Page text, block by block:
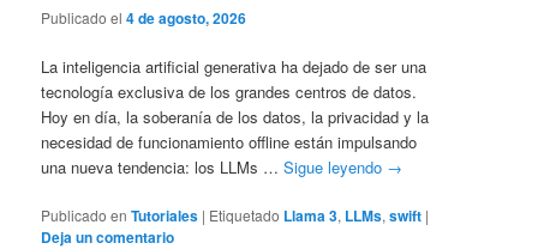
Publicado el4 de agosto, 2026
La inteligencia artificial generativa ha dejado de ser una
tecnología exclusiva de los grandes centros de datos.
Hoy en día, la soberanía de los datos, la privacidad y la
necesidad de funcionamiento offline están impulsando
una nueva tendencia: los LLMs …Sigue leyendo →
Publicado en Tutoriales | Etiquetado Llama 3, LLMs,swift |
Deja un comentario